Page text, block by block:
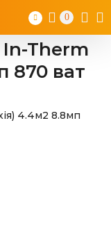
0
Therm
870 ват
4.4м2 8.8мп